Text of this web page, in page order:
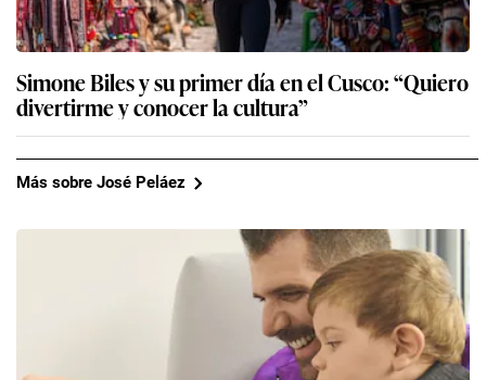
Simone Biles y su primer día en el Cusco: “Quiero
divertirme y conocer la cultura”
Más sobre José Peláez